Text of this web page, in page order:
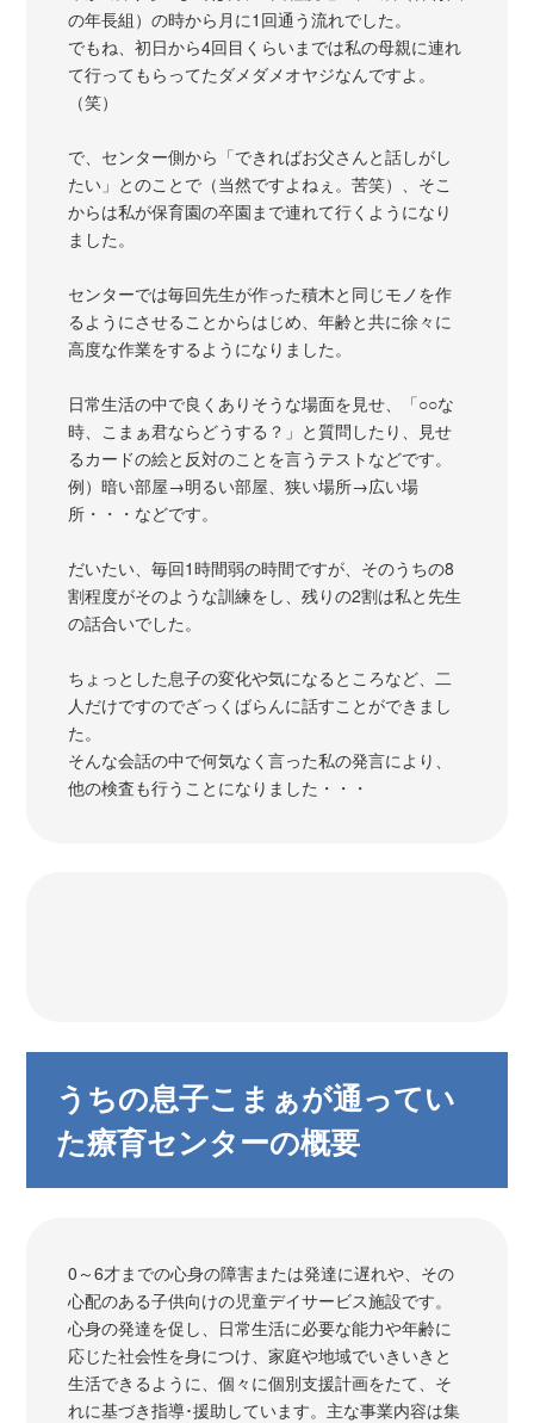
の年長組）の時から月に1回通う流れでした。
でもね、初日から4回目くらいまでは私の母親に連れ
て行ってもらってたダメダメオヤジなんですよ。
（笑）
で、センター側から「できればお父さんと話しがし
たい」とのことで（当然ですよねぇ。苦笑）、そこ
からは私が保育園の卒園まで連れて行くようになり
ました。
センターでは毎回先生が作った積木と同じモノを作
るようにさせることからはじめ、年齢と共に徐々に
高度な作業をするようになりました。
日常生活の中で良くありそうな場面を見せ、「○○な
時、こまぁ君ならどうする？」と質問したり、見せ
るカードの絵と反対のことを言うテストなどです。
例）暗い部屋→明るい部屋、狭い場所→広い場
所・・・などです。
だいたい、毎回1時間弱の時間ですが、そのうちの8
割程度がそのような訓練をし、残りの2割は私と先生
の話合いでした。
ちょっとした息子の変化や気になるところなど、二
人だけですのでざっくばらんに話すことができまし
た。
そんな会話の中で何気なく言った私の発言により、
他の検査も行うことになりました・・・
うちの息子こまぁが通ってい
た療育センターの概要
0～6才までの心身の障害または発達に遅れや、その
心配のある子供向けの児童デイサービス施設です。
心身の発達を促し、日常生活に必要な能力や年齢に
応じた社会性を身につけ、家庭や地域でいきいきと
生活できるように、個々に個別支援計画をたて、そ
れに基づき指導･援助しています。主な事業内容は集